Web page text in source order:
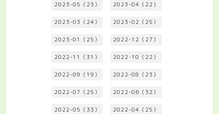
2023-05（23） 2023-04（22）
2023-03（24） 2023-02（25）
2023-01（25） 2022-12（27）
2022-11（31） 2022-10（22）
2022-09（19） 2022-08（23）
2022-07（25） 2022-06（32）
2022-05（33） 2022-04（25）